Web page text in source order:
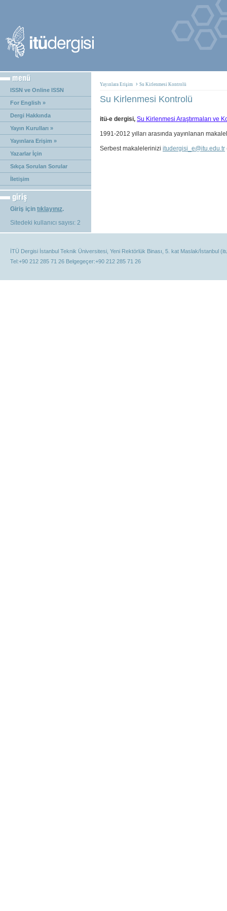
ISSN ve Online ISSN
For English »
Dergi Hakkında
Yayın Kurulları »
Yayınlara Erişim »
Yazarlar İçin
Sıkça Sorulan Sorular
İletişim
Giriş için tıklayınız.
Sitedeki kullanıcı sayısı: 2
Yayınlara Erişim › Su Kirlenmesi Kontrolü
Su Kirlenmesi Kontrolü
itü-e dergisi, Su Kirlenmesi Araştırmaları ve
1991-2012 yılları arasında yayınlanan
Serbest makalelerinizi itudergisi_e@itu.edu.tr
İTÜ Dergisi İstanbul Teknik Üniversitesi, Yeni Rektörlük Binası, 5. kat Maslak/İstanbul
Tel:+90 212 285 71 26 Belgegeçer:+90 212 285 71 26